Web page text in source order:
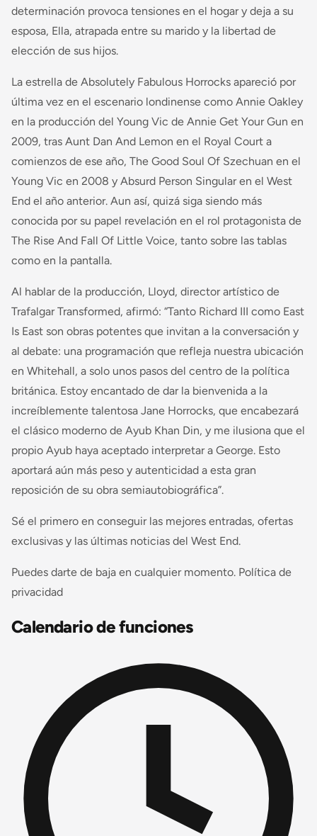
determinación provoca tensiones en el hogar y deja a su
esposa, Ella, atrapada entre su marido y la libertad de
elección de sus hijos.
La estrella de Absolutely Fabulous Horrocks apareció por
última vez en el escenario londinense como Annie Oakley
en la producción del Young Vic de Annie Get Your Gun en
2009, tras Aunt Dan And Lemon en el Royal Court a
comienzos de ese año, The Good Soul Of Szechuan en el
Young Vic en 2008 y Absurd Person Singular en el West
End el año anterior. Aun así, quizá siga siendo más
conocida por su papel revelación en el rol protagonista de
The Rise And Fall Of Little Voice, tanto sobre las tablas
como en la pantalla.
Al hablar de la producción, Lloyd, director artístico de
Trafalgar Transformed, afirmó: “Tanto Richard III como East
Is East son obras potentes que invitan a la conversación y
al debate: una programación que refleja nuestra ubicación
en Whitehall, a solo unos pasos del centro de la política
británica. Estoy encantado de dar la bienvenida a la
increíblemente talentosa Jane Horrocks, que encabezará
el clásico moderno de Ayub Khan Din, y me ilusiona que el
propio Ayub haya aceptado interpretar a George. Esto
aportará aún más peso y autenticidad a esta gran
reposición de su obra semiautobiográfica”.
Sé el primero en conseguir las mejores entradas, ofertas
exclusivas y las últimas noticias del West End.
Puedes darte de baja en cualquier momento. Política de
privacidad
Calendario de funciones